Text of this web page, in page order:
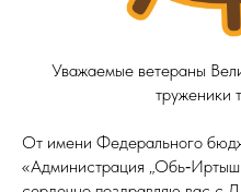
Уважаемые ветераны
труженики
От имени Федерального
«Администрация